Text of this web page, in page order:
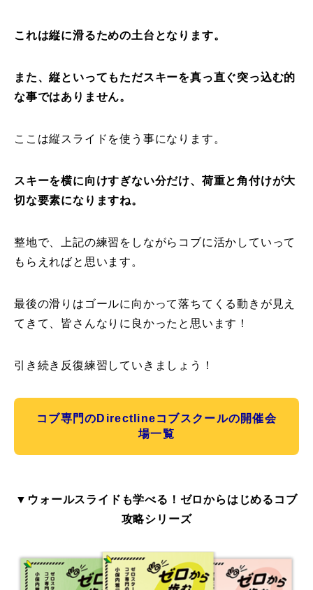
お問合せ 特定商取引法に基づく表記 プライバシーポリシー
これは縦に滑るための土台となります。
また、縦といってもただスキーを真っ直ぐ突っ込む的
な事ではありません。
ここは縦スライドを使う事になります。
スキーを横に向けすぎない分だけ、荷重と角付けが大
切な要素になりますね。
整地で、上記の練習をしながらコブに活かしていって
もらえればと思います。
最後の滑りはゴールに向かって落ちてくる動きが見え
てきて、皆さんなりに良かったと思います！
引き続き反復練習していきましょう！
コブ専門のDirectlineコブスクールの開催会
場一覧
▼ウォールスライドも学べる！ゼロからはじめるコブ
攻略シリーズ